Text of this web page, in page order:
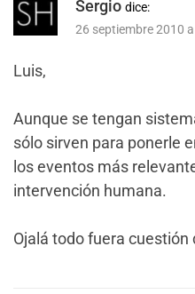
Sergio dice:
26 septiembre 2010
Luis,
Aunque se tengan
sólo sirven para ponerle
los eventos más
intervención humana.
Ojalá todo fuera cuestión